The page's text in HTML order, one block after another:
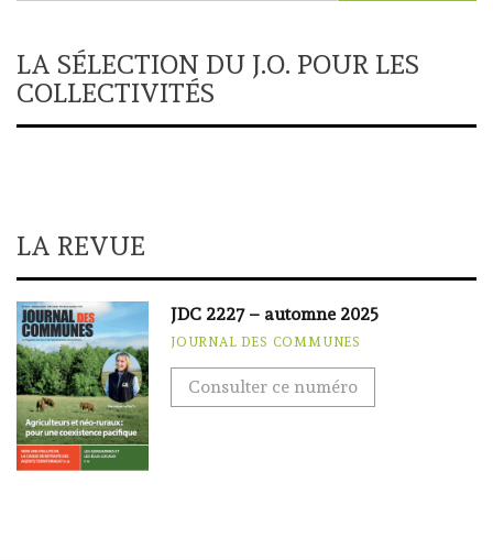
LA SÉLECTION DU J.O. POUR LES
COLLECTIVITÉS
LA REVUE
JDC 2227 – automne 2025
JOURNAL DES COMMUNES
Consulter ce numéro